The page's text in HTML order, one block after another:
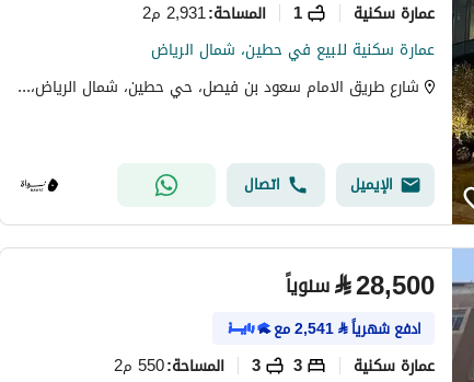
عمارة سكنية 1 المساحة:2,931 م2
عمارة سكنية للبيع في حطين، شمال الرياض
شارع طريق الامام سعود بن فيصل، حي حطين، شمال الرياض، الرياض
الإيميل اتصال
⃁28,500 سنوياً
ادفع شهرياً⃁
2,541مع
عمارة سكنية 3
3 المساحة:550 م2